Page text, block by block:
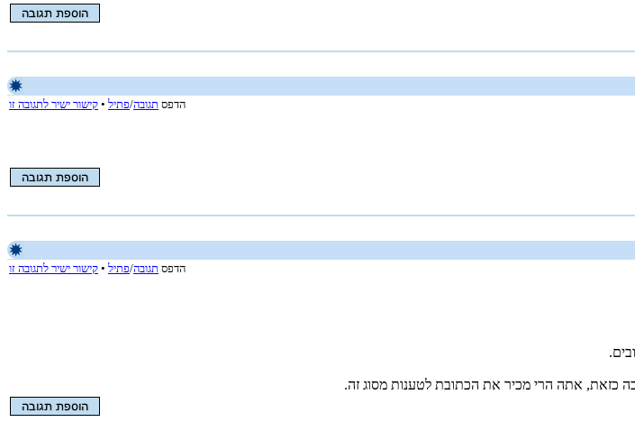
הדפס תגובה/פתיל • קישור ישיר לתגובה זו
הדפס תגובה/פתיל • קישור ישיר לתגובה זו
כזאת, אתה הרי מכיר את הכתובת לטענות מסוג זה.